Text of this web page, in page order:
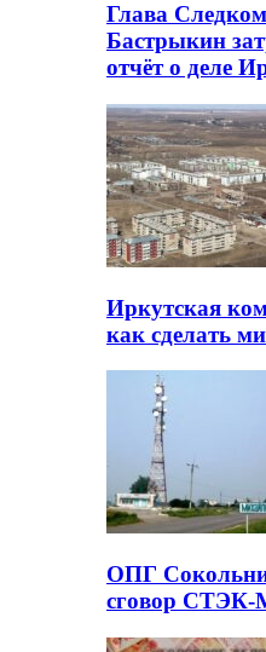
Глава
Бастрыкин
отчёт о деле
Иркутская
как сделать
ОПГ
сговор СТЭК-